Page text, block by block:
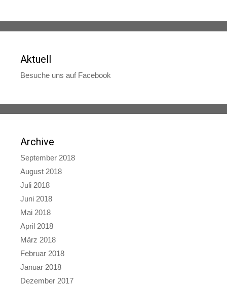
Aktuell
Besuche uns auf Facebook
Archive
September 2018
August 2018
Juli 2018
Juni 2018
Mai 2018
April 2018
März 2018
Februar 2018
Januar 2018
Dezember 2017